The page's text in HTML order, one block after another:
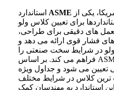
ASME
برای تعیین کلاس ولو
های دقیقی برای طراحی،
فشار قوی ارائه می دهد و
در شرایط سخت صنعتی را
فراهم می کند. بر اساس ASME، کلاس ولو بر اساس
تعیین می شود و جداول ویژه
ترین کلاس در شرایط مختلف
استاندارد به مهندسان کمک